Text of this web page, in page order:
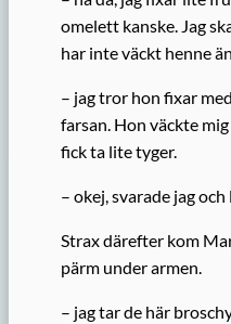
omelett kanske. Jag
har inte väckt henne
– jag tror hon fixar
farsan. Hon väckte
fick ta lite tyger.
– okej, svarade jag
Strax därefter kom
pärm under armen.
– jag tar de här